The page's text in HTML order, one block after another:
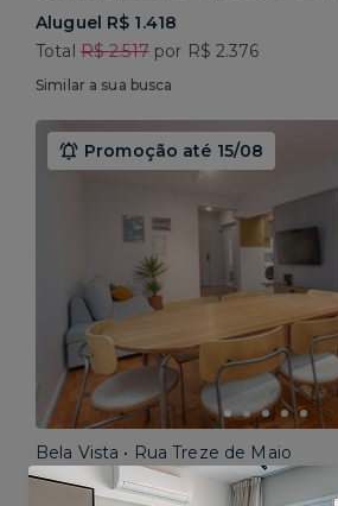
Aluguel R$ 1.418
Total R$ 2.517por R$ 2.376
Similar a sua busca
Promoção até 15/08
Bela Vista • Rua Treze de Maio
Compartilhado até 5 pessoas • 160m²